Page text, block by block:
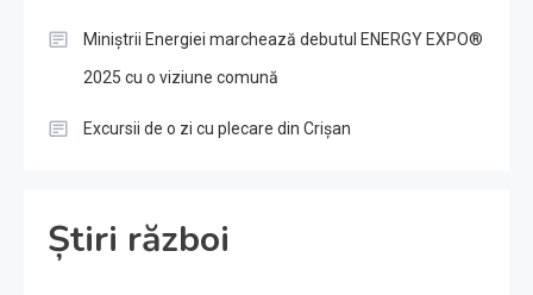
Miniștrii Energiei marchează debutul ENERGY EXPO®
2025 cu o viziune comună
Excursii de o zi cu plecare din Crișan
Știri război